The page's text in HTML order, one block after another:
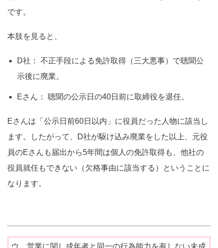
です。
本肢を見ると、
D社： 不正手段による免許取得（三大悪事）で聴聞公
示後に廃業。
Eさん： 聴聞の公示日の40日前に取締役を退任。
Eさんは「公示日前60日以内」に役員だった人物に該当し
ます。したがって、D社が駆け込み廃業をした以上、元役
員のEさんも届出から5年間は個人の免許取得も、他社の
役員就任もできない（欠格事由に該当する）ということに
なります。